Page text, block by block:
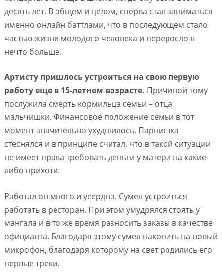
десять лет. В общем и целом, сперва стал заниматься
именно онлайн баттлами, что в последующем стало
частью жизни молодого человека и переросло в
нечто больше.
Артисту пришлось устроиться на свою первую
работу еще в 15-летнем возрасте. Причиной тому
послужила смерть кормильца семьи – отца
мальчишки. Финансовое положение семьи в тот
момент значительно ухудшилось. Парнишка
стеснялся и в принципе считал, что в такой ситуации
не имеет права требовать деньги у матери на какие-
либо прихоти.
Работал он много и усердно. Сумел устроиться
работать в ресторан. При этом умудрялся стоять у
мангала и в то же время разносить заказы в качестве
официанта. Благодаря этому сумел накопить на новый
микрофон, благодаря которому на свет родились его
первые треки.